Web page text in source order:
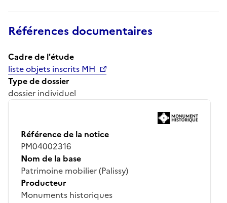
Références documentaires
Cadre de l'étude
liste objets inscrits MH
Type de dossier
dossier individuel
Référence de la notice
PM04002316
Nom de la base
Patrimoine mobilier (Palissy)
Producteur
Monuments historiques